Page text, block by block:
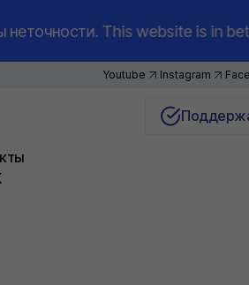
This website is in beta.
Youtube Instagram